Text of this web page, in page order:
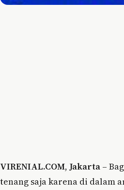
VIRENIAL.COM, Jakarta –
tenang saja karena di dalam